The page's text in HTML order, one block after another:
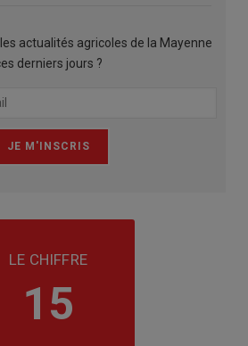
actualités agricoles de la Mayenne
derniers jours ?
LE CHIFFRE
15